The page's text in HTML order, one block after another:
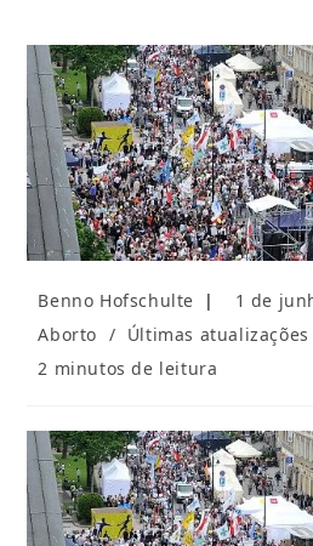
Autor
post:
Benno Hofschulte
Post
publicado:
1 de
Categoria
post:
Aborto / Últimas atualizações
Tempo
2 minutos de leitura